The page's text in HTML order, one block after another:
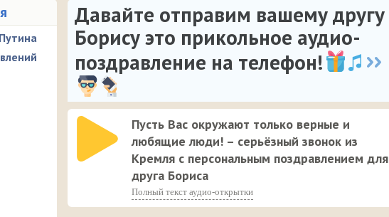
Давайте отправим вашему другу
Борису это прикольное аудио-
поздравление на телефон!
Пусть Вас окружают только верные и
любящие люди! – серьёзный звонок из
Кремля с персональным поздравлением для
друга Бориса
Полный текст аудио-открытки